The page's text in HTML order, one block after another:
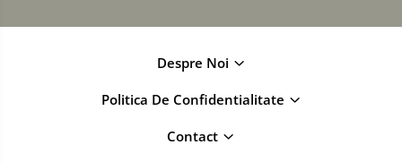
Despre Noi
Politica De Confidentialitate
Contact